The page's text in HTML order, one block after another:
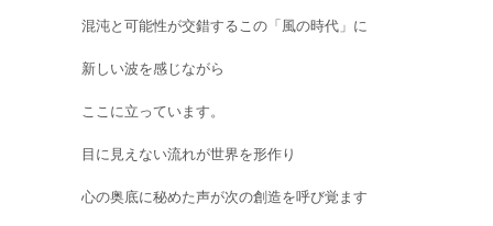
混沌と可能性が交錯するこの「風の時代」に
新しい波を感じながら
ここに立っています。
目に見えない流れが世界を形作り
心の奥底に秘めた声が次の創造を呼び覚ます